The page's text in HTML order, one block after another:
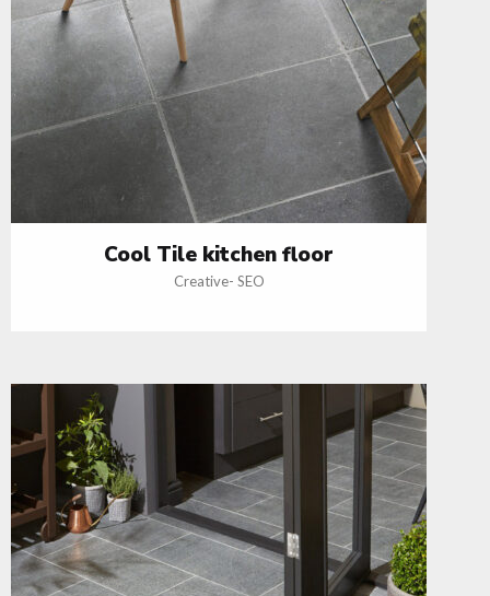
Cool Tile kitchen floor
Creative- SEO